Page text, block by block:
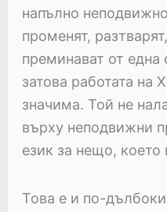
напълно
променят,
преминават от
затова работата на
значима. Той не
върху неподвижни
език за нещо,
Това е и по-